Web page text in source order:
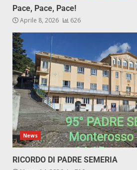
Pace, Pace, Pace!
Aprile 8, 2026 626
News
RICORDO DI PADRE SEMERIA